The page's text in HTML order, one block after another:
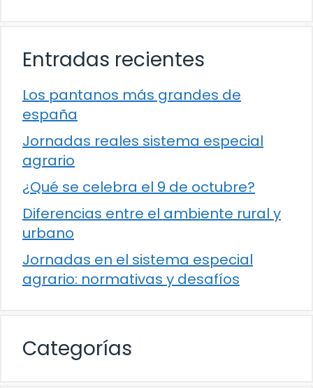
Entradas recientes
Los pantanos más grandes de
españa
Jornadas reales sistema especial
agrario
¿Qué se celebra el 9 de octubre?
Diferencias entre el ambiente rural y
urbano
Jornadas en el sistema especial
agrario: normativas y desafíos
Categorías